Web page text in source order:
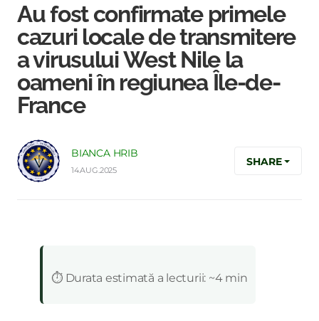
Au fost confirmate primele
cazuri locale de transmitere
a virusului West Nile la
oameni în regiunea Île-de-
France
BIANCA HRIB
14.AUG.2025
SHARE
⏱️ Durata estimată a lecturii: ~4 min